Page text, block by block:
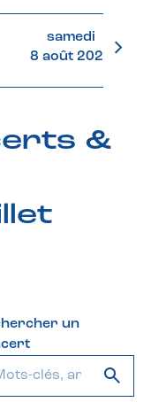
samedi
8 août 2026
&
un